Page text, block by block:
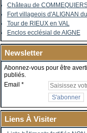
Château de
Fort villageois d'ALIGNAN
Tour de RIEUX en VAL
Enclos ecclésial de AIGNE
Newsletter
Abonnez-vous pour être
publiés.
Email
Liens À Visiter